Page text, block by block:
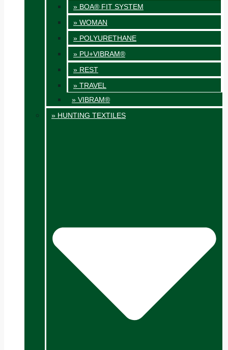
» BOA® FIT SYSTEM
» WOMAN
» POLYURETHANE
» PU+VIBRAM®
» REST
» TRAVEL
» VIBRAM®
» HUNTING TEXTILES